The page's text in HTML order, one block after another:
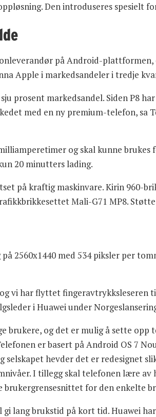
Den introduseres spesielt
på Android-
Apple i markedsandeler i tredje
prosent markedsandel. Siden P8
med en ny premium-telefon,
og skal kunne
20 minutters lading.
på kraftig maskinvare. Kirin 960-
Mali-G71 MP8.
2560x1440 med 534 piksler per
vi har flyttet fingeravtrykksleseren
i Huawei under
brukere, og det er mulig å sette opp
er basert på Android OS 7
selskapet hevder det er redesignet
I tillegg skal telefonen lære av
for den enkelte
lang brukstid på kort tid. Huawei